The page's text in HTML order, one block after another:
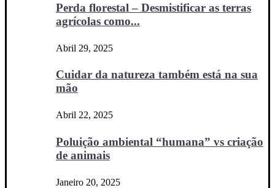
Perda florestal – Desmistificar as terras
agrícolas como...
Abril 29, 2025
Cuidar da natureza também está na sua
mão
Abril 22, 2025
Poluição ambiental “humana” vs criação
de animais
Janeiro 20, 2025